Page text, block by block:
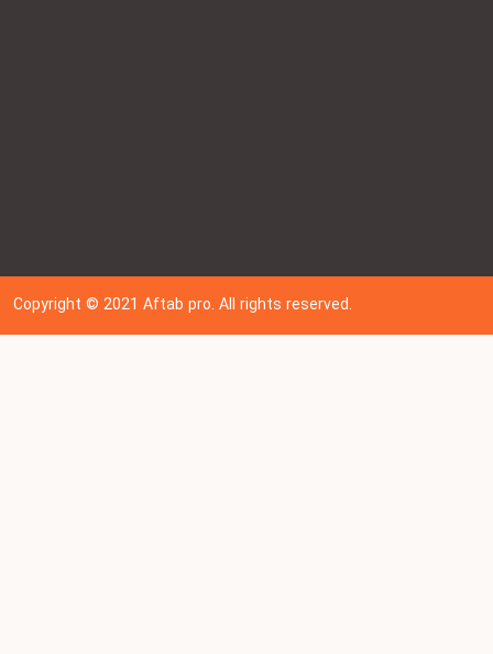
Copyright © 202 1Aftab pro. All rights reserved.